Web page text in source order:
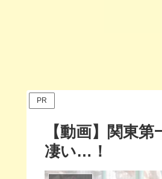
PR
【動画】関東
凄い…！